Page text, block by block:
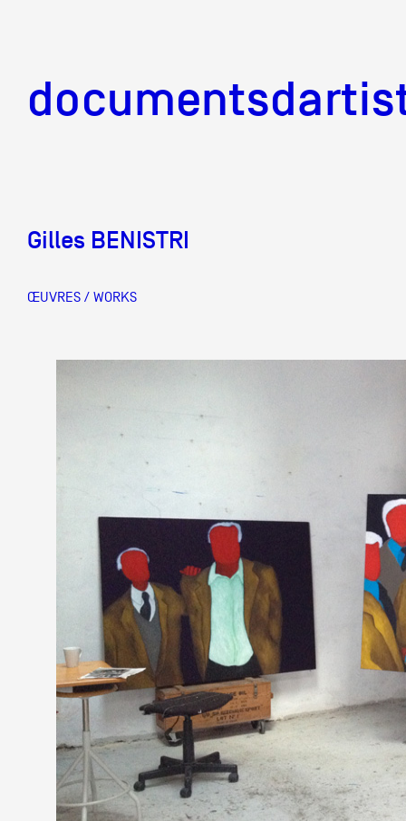
Partenaires
Crédits
Actions
Documentation
Visites d'ateliers
Production vidéo
Gilles BENISTRI
ŒUVRES / WORKS